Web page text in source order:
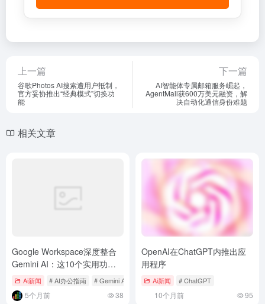
上一篇
谷歌Photos AI搜索遭用户抵制，
官方妥协推出“经典模式”切换功
能
下一篇
AI智能体专属邮箱服务崛起，
AgentMail获600万美元融资，解
决自动化通信身份难题
相关文章
Google Workspace深度整合
Gemini AI：这10个实用功能
将彻底改变你的工作流
Ai新闻 # AI办公指南 # Gemini AI # Gmail AI功能
5个月前 38
OpenAI在ChatGPT内推出应
用程序
Ai新闻 # ChatGPT
10个月前 95